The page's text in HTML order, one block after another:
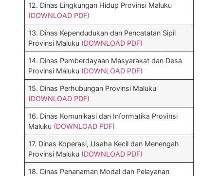
12. Dinas Lingkungan Hidup Provinsi Maluku
(DOWNLOAD PDF)
13. Dinas Kependudukan dan Pencatatan Sipil
Provinsi Maluku (DOWNLOAD PDF)
14. Dinas Pemberdayaan Masyarakat dan Desa
Provinsi Maluku (DOWNLOAD PDF)
15. Dinas Perhubungan Provinsi Maluku
(DOWNLOAD PDF)
16. Dinas Komunikasi dan Informatika Provinsi
Maluku (DOWNLOAD PDF)
17. Dinas Koperasi, Usaha Kecil dan Menengah
Provinsi Maluku (DOWNLOAD PDF)
18. Dinas Penanaman Modal dan Pelayanan